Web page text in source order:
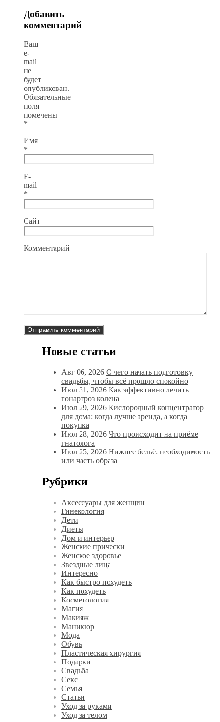
Добавить
комментарий
Ваш
e-
mail
не
будет
опубликован.
Обязательные
поля
помечены
*
Имя
*
E-
mail
*
Сайт
Комментарий
Новые статьи
Авг 06, 2026 С чего начать подготовку
свадьбы, чтобы всё прошло спокойно
Июл 31, 2026 Как эффективно лечить
гонартроз колена
Июл 29, 2026 Кислородный концентратор
для дома: когда лучше аренда, а когда
покупка
Июл 28, 2026 Что происходит на приёме
гнатолога
Июл 25, 2026 Нижнее бельё: необходимость
или часть образа
Рубрики
Аксессуары для женщин
Гинекология
Дети
Диеты
Дом и интерьер
Женские прически
Женское здоровье
Звездные лица
Интересно
Как быстро похудеть
Как похудеть
Косметология
Магия
Макияж
Маникюр
Мода
Обувь
Пластическая хирургия
Подарки
Свадьба
Секс
Семья
Статьи
Уход за руками
Уход за телом